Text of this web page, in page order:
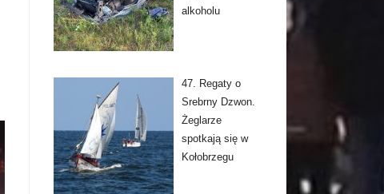
alkoholu
47. Regaty o
Srebrny Dzwon.
Żeglarze
spotkają się w
Kołobrzegu